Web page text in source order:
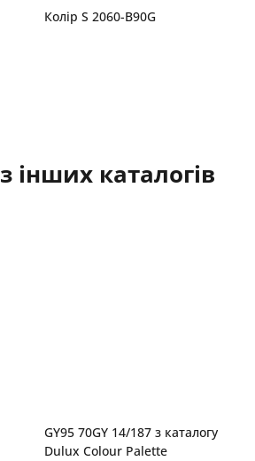
Колір S 2060-B90G
інших каталогів
GY95 70GY 14/187 з каталогу
Dulux Colour Palette